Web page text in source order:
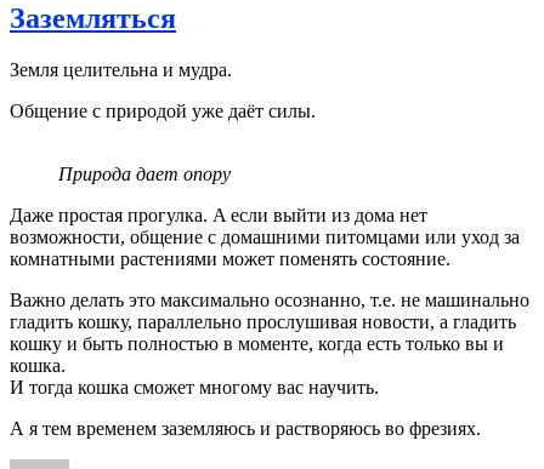
Заземляться
Земля целительна и мудра.
Общение с природой уже даёт силы.
Природа дает опору
Даже простая прогулка. A если выйти из дома нет
возможности, общение с домашними питомцами или уход за
комнатными растениями может поменять состояние.
Важно делать это максимально осознанно, т.е. не машинально
гладить кошку, параллельно прослушивая новости, а гладить
кошку и быть полностью в моменте, когда есть только вы и
кошка.
И тогда кошка сможет многому вас научить.
А я тем временем заземляюсь и растворяюсь во фрезиях.